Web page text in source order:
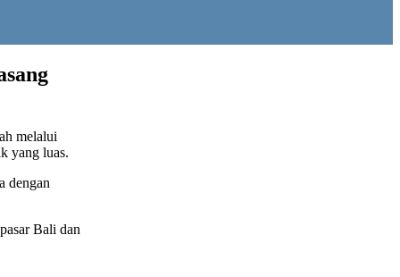
melalui
yang luas.
dengan
Bali dan